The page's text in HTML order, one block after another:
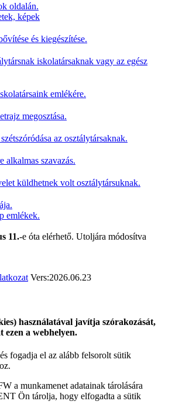
oldalán.
képek
és kiegészítése.
iskolatársaknak vagy az egész
emlékére.
megosztása.
az osztálytársaknak.
alkalmas szavazás.
küldhetnek volt osztálytársuknak.
emlékek.
11.-e óta elérhető. Utoljára módosítva
Vers:2026.06.23
használatával javítja szórakozását,
ezen a webhelyen.
fogadja el az alább felsorolt sütik
a munkamenet adatainak tárolására
Ön tárolja, hogy elfogadta a sütik